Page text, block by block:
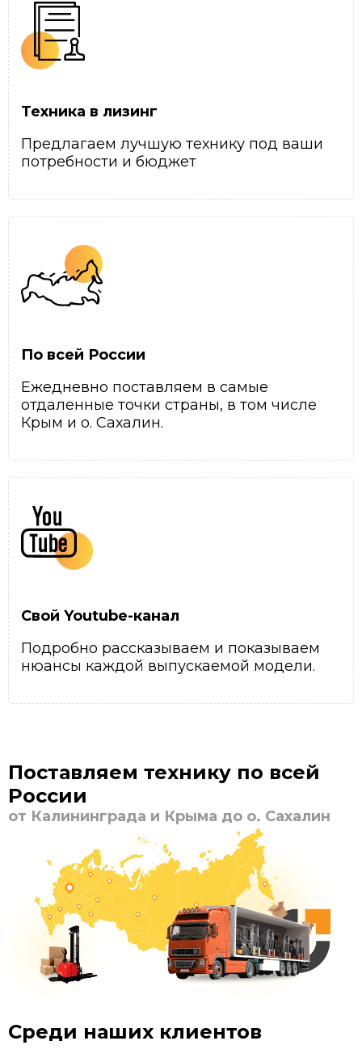
Техника в лизинг
Предлагаем лучшую технику под ваши
потребности и бюджет
По всей России
Ежедневно поставляем в самые
отдаленные точки страны, в том числе
Крым и о. Сахалин.
Свой Youtube-канал
Подробно рассказываем и показываем
нюансы каждой выпускаемой модели.
Поставляем технику по всей
России
от Калининграда и Крыма до о. Сахалин
Среди наших клиентов